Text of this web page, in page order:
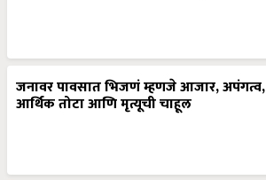
जनावर पावसात भिजणं म्हणजे आजार, अपंगत्व,
आर्थिक तोटा आणि मृत्यूची चाहूल